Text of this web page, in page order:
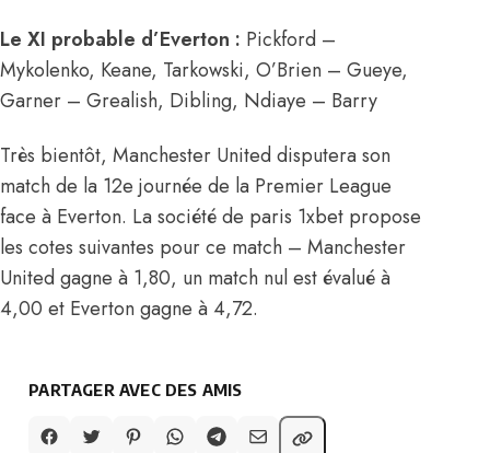
Le XI probable d’Everton : Pickford –
Mykolenko, Keane, Tarkowski, O’Brien – Gueye,
Garner – Grealish, Dibling, Ndiaye – Barry
Très bientôt, Manchester United disputera son
match de la 12e journée de la Premier League
face à Everton. La société de paris 1xbet propose
les cotes suivantes pour ce match – Manchester
United gagne à 1,80, un match nul est évalué à
4,00 et Everton gagne à 4,72.
PARTAGER AVEC DES AMIS